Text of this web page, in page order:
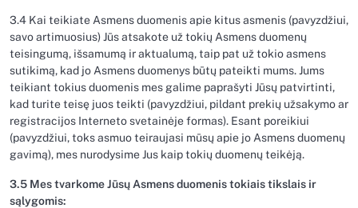
3.4 Kai teikiate Asmens duomenis apie kitus asmenis (pavyzdžiui,
savo artimuosius) Jūs atsakote už tokių Asmens duomenų
teisingumą, išsamumą ir aktualumą, taip pat už tokio asmens
sutikimą, kad jo Asmens duomenys būtų pateikti mums. Jums
teikiant tokius duomenis mes galime paprašyti Jūsų patvirtinti,
kad turite teisę juos teikti (pavyzdžiui, pildant prekių užsakymo ar
registracijos Interneto svetainėje formas). Esant poreikiui
(pavyzdžiui, toks asmuo teiraujasi mūsų apie jo Asmens duomenų
gavimą), mes nurodysime Jus kaip tokių duomenų teikėją.
3.5 Mes tvarkome Jūsų Asmens duomenis tokiais tikslais ir
sąlygomis: